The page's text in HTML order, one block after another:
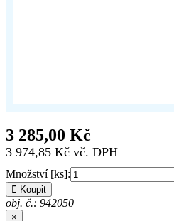
3 285,00 Kč
3 974,85 Kč vč. DPH
Množství [ks]:
Koupit
obj. č.: 942050
×